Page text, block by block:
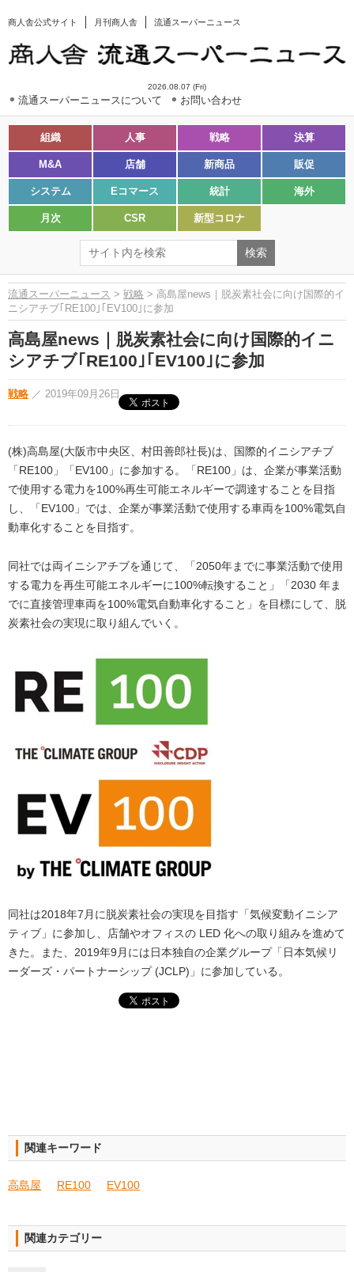
商人舎公式サイト 月刊商人舎 流通スーパーニュース
2026.08.07 (Fri)
流通スーパーニュースについて お問い合わせ
組織 人事 戦略 決算
M&A 店舗 新商品 販促
システム Eコマース 統計 海外
月次 CSR 新型コロナ
流通スーパーニュース > 戦略 > 高島屋news｜脱炭素社会に向け国際的イ
ニシアチブ｢RE100｣｢EV100｣に参加
高島屋news｜脱炭素社会に向け国際的イニ
シアチブ｢RE100｣｢EV100｣に参加
戦略 ／ 2019年09月26日
(株)高島屋(大阪市中央区、村田善郎社長)は、国際的イニシアチブ
「RE100」「EV100」に参加する。「RE100」は、企業が事業活動
で使用する電力を100%再生可能エネルギーで調達することを目指
し、「EV100」では、企業が事業活動で使用する車両を100%電気自
動車化することを目指す。
同社では両イニシアチブを通じて、「2050年までに事業活動で使用
する電力を再生可能エネルギーに100%転換すること」「2030 年ま
でに直接管理車両を100%電気自動車化すること」を目標にして、脱
炭素社会の実現に取り組んでいく。
同社は2018年7月に脱炭素社会の実現を目指す「気候変動イニシア
ティブ」に参加し、店舗やオフィスの LED 化への取り組みを進めて
きた。また、2019年9月には日本独自の企業グループ「日本気候リ
ーダーズ・パートナーシップ (JCLP)」に参加している。
関連キーワード
高島屋 RE100 EV100
関連カテゴリー